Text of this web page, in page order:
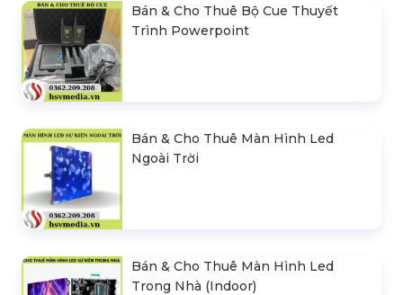
Bán & Cho Thuê Bộ Cue Thuyết
Trình Powerpoint
Bán & Cho Thuê Màn Hình Led
Ngoài Trời
Bán & Cho Thuê Màn Hình Led
Trong Nhà (Indoor)